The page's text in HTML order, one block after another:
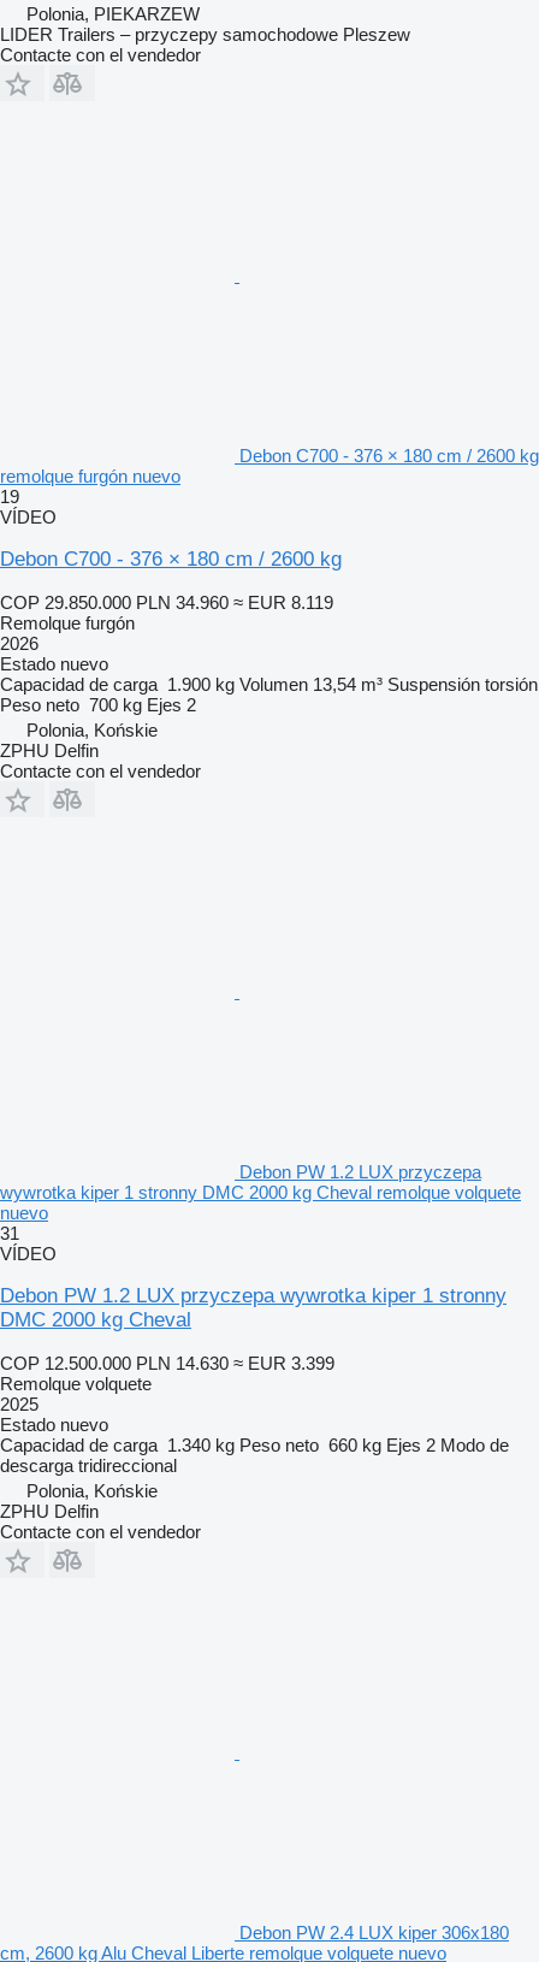
Polonia, PIEKARZEW
LIDER Trailers – przyczepy samochodowe Pleszew
Contacte con el vendedor
Debon C700 - 376 × 180 cm / 2600 kg
remolque furgón nuevo
19
VÍDEO
Debon C700 - 376 × 180 cm / 2600 kg
COP 29.850.000 PLN 34.960 ≈ EUR 8.119
Remolque furgón
2026
Estado nuevo
Capacidad de carga 1.900 kg Volumen 13,54 m³ Suspensión torsión
Peso neto 700 kg Ejes 2
Polonia, Końskie
ZPHU Delfin
Contacte con el vendedor
Debon PW 1.2 LUX przyczepa
wywrotka kiper 1 stronny DMC 2000 kg Cheval remolque volquete
nuevo
31
VÍDEO
Debon PW 1.2 LUX przyczepa wywrotka kiper 1 stronny
DMC 2000 kg Cheval
COP 12.500.000 PLN 14.630 ≈ EUR 3.399
Remolque volquete
2025
Estado nuevo
Capacidad de carga 1.340 kg Peso neto 660 kg Ejes 2 Modo de
descarga tridireccional
Polonia, Końskie
ZPHU Delfin
Contacte con el vendedor
Debon PW 2.4 LUX kiper 306x180
cm, 2600 kg Alu Cheval Liberte remolque volquete nuevo